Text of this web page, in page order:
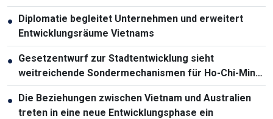
● Diplomatie begleitet Unternehmen und erweitert
Entwicklungsräume Vietnams
● Gesetzentwurf zur Stadtentwicklung sieht
weitreichende Sondermechanismen für Ho-Chi-Minh-
Stadt vor
● Die Beziehungen zwischen Vietnam und Australien
treten in eine neue Entwicklungsphase ein